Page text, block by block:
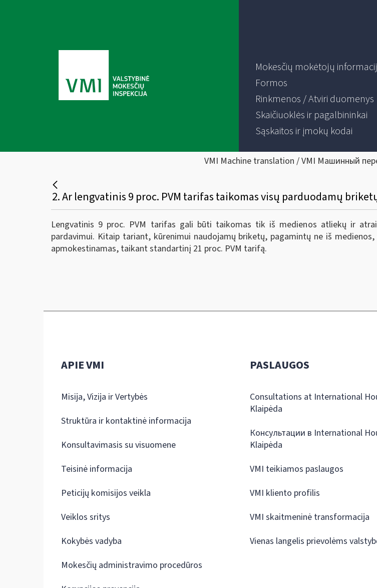
Mokesčių mokėtojų
Formos
Rinkmenos / Atviri duomenys
Skaičiuoklės ir pagalbininkai
Sąskaitos ir įmokų kodai
VMI Machine translation / VMI Машинный
2. Ar lengvatinis 9 proc. PVM tarifas taikomas visų parduodamų
Lengvatinis 9 proc. PVM tarifas gali būti taikomas tik iš medienos atliekų ir
pardavimui. Kitaip tariant, kūrenimui naudojamų briketų, pagamintų ne iš
apmokestinamas, taikant standartinį 21 proc. PVM tarifą.
APIE VMI
Misija, Vizija ir Vertybės
Struktūra ir kontaktinė informacija
Konsultavimasis su visuomene
Teisinė informacija
Peticijų komisijos veikla
Veiklos sritys
Kokybės vadyba
Mokesčių administravimo procedūros
PASLAUGOS
Consultations at International
Klaipėda
Консультации в International
Klaipėda
VMI teikiamos paslaugos
VMI kliento profilis
VMI skaitmeninė transformacija
Vienas langelis prievolėms